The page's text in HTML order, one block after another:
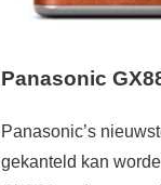
Panasonic
Panasonic’s
gekanteld kan